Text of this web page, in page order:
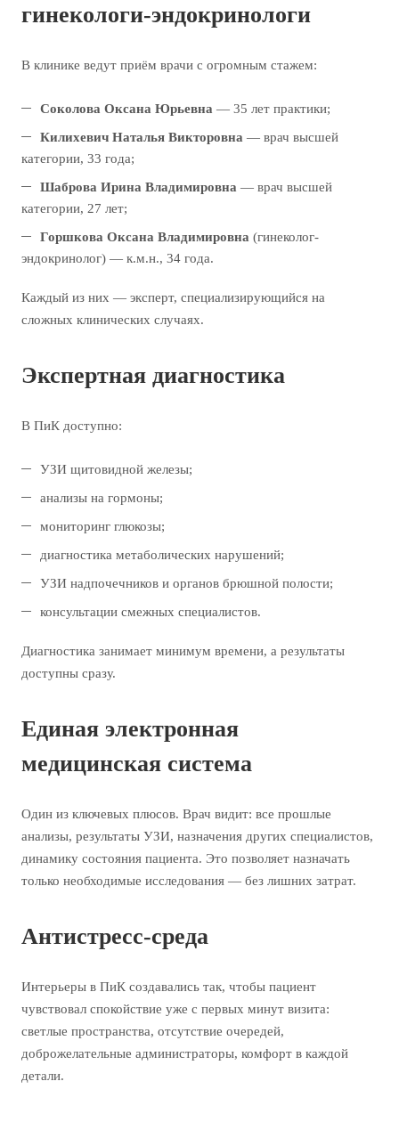
гинекологи-эндокринологи
В клинике ведут приём врачи с огромным стажем:
Соколова Оксана Юрьевна — 35 лет практики;
Килихевич Наталья Викторовна — врач высшей
категории, 33 года;
Шаброва Ирина Владимировна — врач высшей
категории, 27 лет;
Горшкова Оксана Владимировна (гинеколог-
эндокринолог) — к.м.н., 34 года.
Каждый из них — эксперт, специализирующийся на
сложных клинических случаях.
Экспертная диагностика
В ПиК доступно:
УЗИ щитовидной железы;
анализы на гормоны;
мониторинг глюкозы;
диагностика метаболических нарушений;
УЗИ надпочечников и органов брюшной полости;
консультации смежных специалистов.
Диагностика занимает минимум времени, а результаты
доступны сразу.
Единая электронная
медицинская система
Один из ключевых плюсов. Врач видит: все прошлые
анализы, результаты УЗИ, назначения других специалистов,
динамику состояния пациента. Это позволяет назначать
только необходимые исследования — без лишних затрат.
Антистресс-среда
Интерьеры в ПиК создавались так, чтобы пациент
чувствовал спокойствие уже с первых минут визита:
светлые пространства, отсутствие очередей,
доброжелательные администраторы, комфорт в каждой
детали.